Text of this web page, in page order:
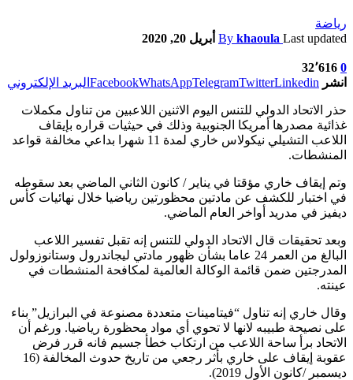
رياضة
By khaoula Last updated أبريل 20, 2020
0 32٬616
انشر
FacebookWhatsAppTelegramTwitterLinkedin البريد الإلكتروني
حذر الاتحاد الدولي للتنس اليوم الاثنين اللاعبين من تناول مكملات
غذائية مصدرها أمريكا الجنوبية وذلك في حيثيات قراره بإيقاف
اللاعب التشيلي نيكولاس خاري لمدة 11 شهرا بداعي مخالفة قواعد
المنشطات.
وتم إيقاف خاري مؤقتا في يناير / كانون الثاني الماضي بعد سقوطه
في اختبار للكشف عن مادتين محظورتين رياضيا خلال نهائيات كأس
ديفيز في مدريد أواخر العام الماضي.
وبعد تحقيقات قال الاتحاد الدولي للتنس إنه تقبل تفسير اللاعب
البالغ من العمر 24 عاما بشأن ظهور مادتي ليجاندرول وستانوزولول
المدرجتين ضمن قائمة الوكالة العالمية لمكافحة المنشطات في
عينته.
وقال خاري إنه تناول “فيتامينات متعددة مصنوعة في البرازيل” بناء
على نصيحة طبيبه لانها لا تحوي أي مواد محظورة رياضيا. ورغم أن
الاتحاد برأ ساحة اللاعب من ارتكاب خطأ جسيم فانه قرر فرض
عقوبة إيقاف على خاري بأثر رجعي من تاريخ حدوث المخالفة (16
ديسمبر /كانون الأول 2019).